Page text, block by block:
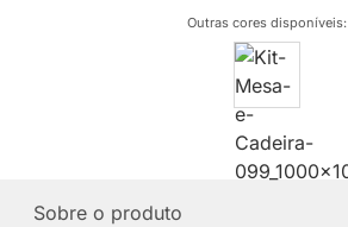
Outras cores disponíveis:
Sobre o produto